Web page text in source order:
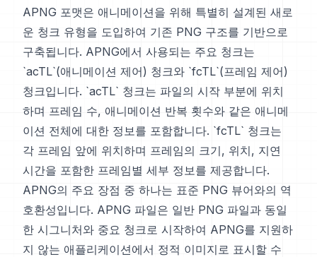
APNG 포맷은 애니메이션을 위해 특별히 설계된 새로
운 청크 유형을 도입하여 기존 PNG 구조를 기반으로
구축됩니다. APNG에서 사용되는 주요 청크는
`acTL`(애니메이션 제어) 청크와 `fcTL`(프레임 제어)
청크입니다. `acTL` 청크는 파일의 시작 부분에 위치
하며 프레임 수, 애니메이션 반복 횟수와 같은 애니메
이션 전체에 대한 정보를 포함합니다. `fcTL` 청크는
각 프레임 앞에 위치하며 프레임의 크기, 위치, 지연
시간을 포함한 프레임별 세부 정보를 제공합니다.
APNG의 주요 장점 중 하나는 표준 PNG 뷰어와의 역
호환성입니다. APNG 파일은 일반 PNG 파일과 동일
한 시그니처와 중요 청크로 시작하여 APNG를 지원하
지 않는 애플리케이션에서 정적 이미지로 표시할 수